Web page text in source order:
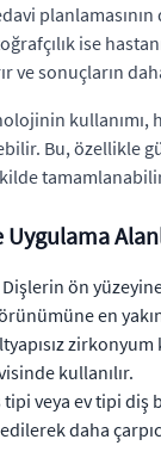
planlamasının
ise
ve sonuçların
kullanımı,
Bu, özellikle
Uygulama
Dişlerin ön
en
kullanılır.
tipi veya ev tipi diş
daha